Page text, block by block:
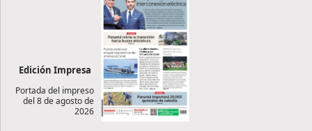
Edición Impresa
Portada del impreso
del 8 de agosto de
2026